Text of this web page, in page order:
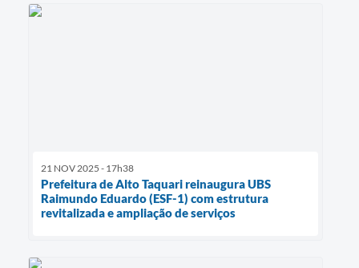
21 NOV 2025 - 17h38
Prefeitura de Alto Taquari reinaugura UBS
Raimundo Eduardo (ESF-1) com estrutura
revitalizada e ampliação de serviços